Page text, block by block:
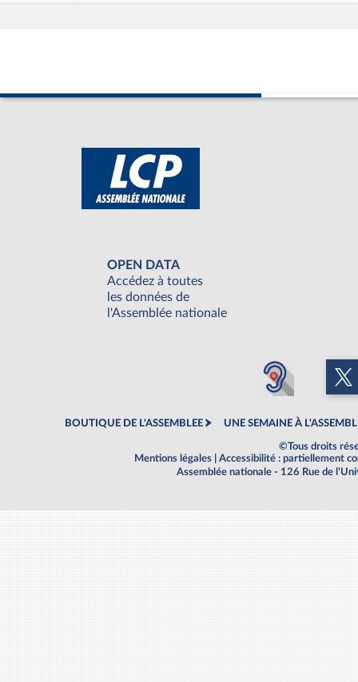
OPEN DATA
Accédez à toutes
les données de
l'Assemblée nationale
BOUTIQUE DE L'ASSEMBLEE UNE SEMAINE À
©Tous droits
Mentions légales
Accessibilité : partiellement
Assemblée nationale - 126 Rue de